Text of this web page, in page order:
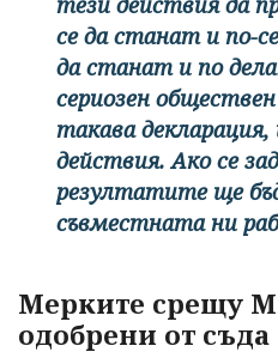
се да станат и по-
да станат и по
сериозен
такава
действия. Ако се
резултатите ще
съвместната ни
Мерките срещу
одобрени от съда